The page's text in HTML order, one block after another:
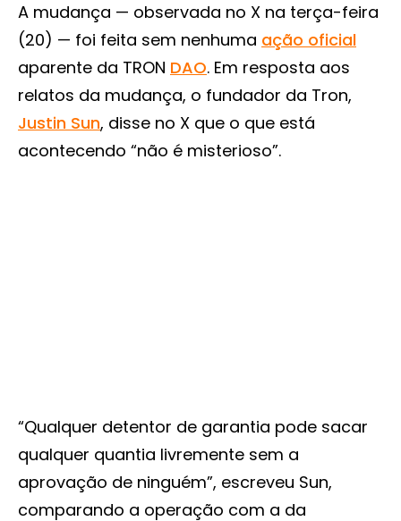
A mudança — observada no X na terça-feira
(20) — foi feita sem nenhuma ação oficial
aparente da TRON DAO. Em resposta aos
relatos da mudança, o fundador da Tron,
Justin Sun, disse no X que o que está
acontecendo “não é misterioso”.
“Qualquer detentor de garantia pode sacar
qualquer quantia livremente sem a
aprovação de ninguém”, escreveu Sun,
comparando a operação com a da